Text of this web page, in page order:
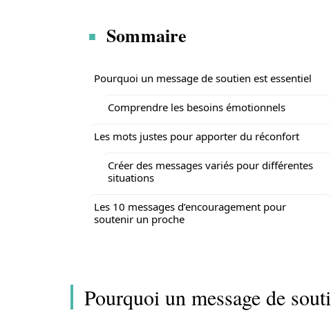
Sommaire
Pourquoi un message de soutien est essentiel
Comprendre les besoins émotionnels
Les mots justes pour apporter du réconfort
Créer des messages variés pour différentes
situations
Les 10 messages d’encouragement pour
soutenir un proche
Pourquoi un message de